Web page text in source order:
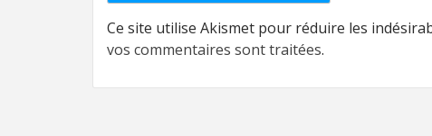
Ce site utilise Akismet pour réduire les
vos commentaires sont traitées.